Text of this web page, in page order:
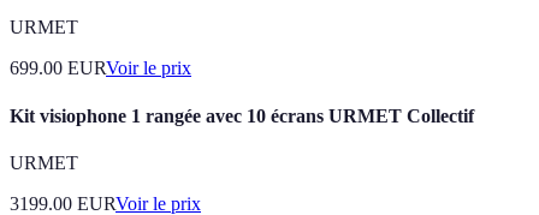
URMET
699.00 EURVoir le prix
Kit visiophone 1 rangée avec 10 écrans URMET Collectif
URMET
3199.00 EURVoir le prix